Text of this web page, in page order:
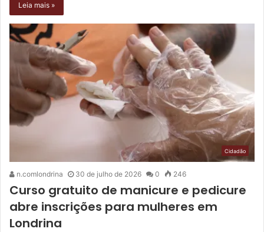
Leia mais »
Cidadão
n.comlondrina 30 de julho de 2026 0 246
Curso gratuito de manicure e pedicure
abre inscrições para mulheres em
Londrina